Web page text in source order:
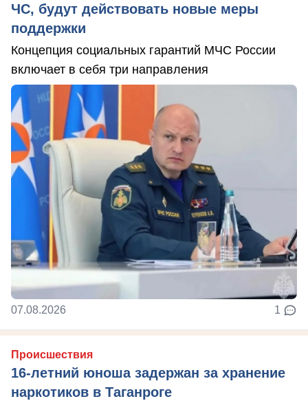
ЧС, будут действовать новые меры
поддержки
Концепция социальных гарантий МЧС России
включает в себя три направления
07.08.2026 1
Происшествия
16-летний юноша задержан за хранение
наркотиков в Таганроге